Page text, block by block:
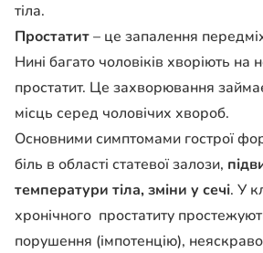
тіла.
Простатит– це запалення
Нині багато чоловіків хворіють на
простатит. Це захворювання
місць серед чоловічих хвороб.
Основними симптомами гострої
біль в області статевої залози,
температури тіла, зміни у сечі. У
хронічного простатиту
порушення (імпотенцію),